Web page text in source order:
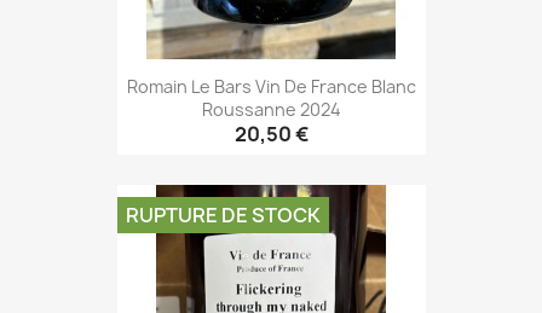
Romain Le Bars Vin De France Blanc
Roussanne 2024
20,50 €
RUPTURE DE STOCK